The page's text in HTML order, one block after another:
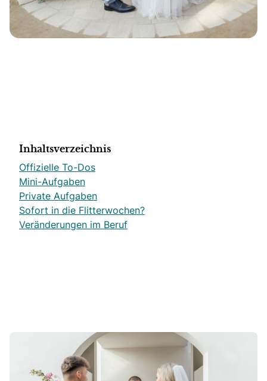
Inhaltsverzeichnis
Offizielle To-Dos
Mini-Aufgaben
Private Aufgaben
Sofort in die Flitterwochen?
Veränderungen im Beruf